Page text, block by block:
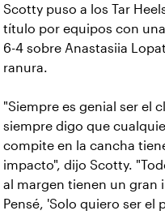
Scotty puso a los Tar
título por equipos con
6-4 sobre Anastasiia
ranura.
"Siempre es genial ser el
siempre digo que
compite en la cancha
impacto", dijo Scotty.
al margen tienen un gran
Pensé, 'Solo quiero ser el